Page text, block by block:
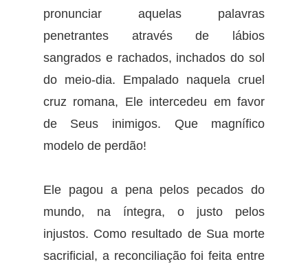
pronunciar aquelas palavras
penetrantes através de lábios
sangrados e rachados, inchados do sol
do meio-dia. Empalado naquela cruel
cruz romana, Ele intercedeu em favor
de Seus inimigos. Que magnífico
modelo de perdão!
Ele pagou a pena pelos pecados do
mundo, na íntegra, o justo pelos
injustos. Como resultado de Sua morte
sacrificial, a reconciliação foi feita entre